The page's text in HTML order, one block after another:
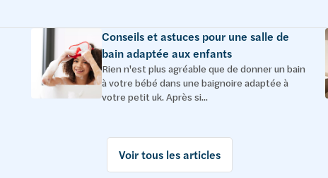
Conseils et astuces pour une salle de
bain adaptée aux enfants
Rien n'est plus agréable que de donner un bain
à votre bébé dans une baignoire adaptée à
votre petit uk. Après si...
Voir tous les articles